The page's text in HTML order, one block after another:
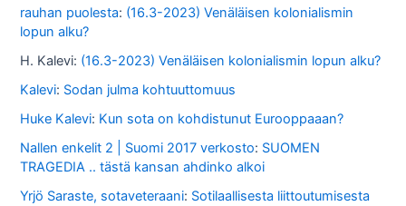
rauhan puolesta: (16.3-2023) Venäläisen kolonialismin
lopun alku?
H. Kalevi: (16.3-2023) Venäläisen kolonialismin lopun alku?
Kalevi: Sodan julma kohtuuttomuus
Huke Kalevi: Kun sota on kohdistunut Eurooppaaan?
Nallen enkelit 2 | Suomi 2017 verkosto: SUOMEN
TRAGEDIA .. tästä kansan ahdinko alkoi
Yrjö Saraste, sotaveteraani: Sotilaallisesta liittoutumisesta